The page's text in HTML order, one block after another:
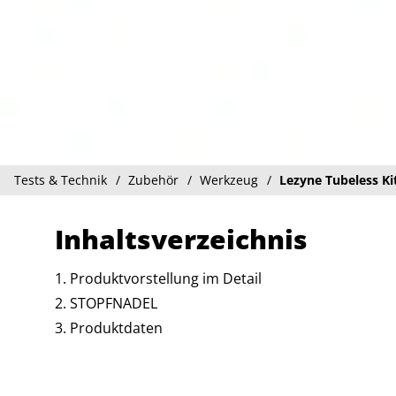
Tests & Technik Zubehör Werkzeug Lezyne Tubeless
Inhaltsverzeichnis
Produktvorstellung im Detail
STOPFNADEL
Produktdaten